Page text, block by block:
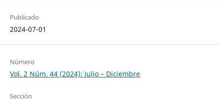
Publicado
2024-07-01
Número
Vol. 2 Núm. 44 (2024): Julio – Diciembre
Sección